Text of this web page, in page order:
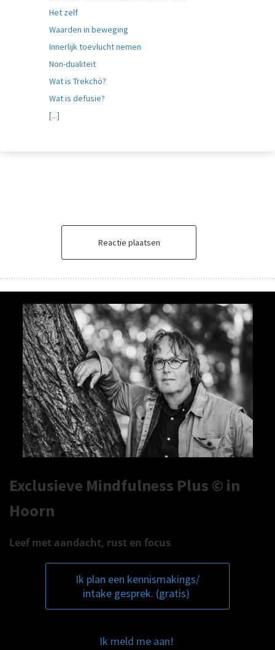
Het zelf
Waarden in beweging
Innerlijk toevlucht nemen
Non-dualiteit
Wat is Trekchö?
Wat is defusie?
[...]
Reactie plaatsen
Exclusieve Mindfulness Plus © in
Hoorn
Leef met aandacht, rust en focus
Ik plan een kennismakings/
intake gesprek. (gratis)
Ik meld me aan!